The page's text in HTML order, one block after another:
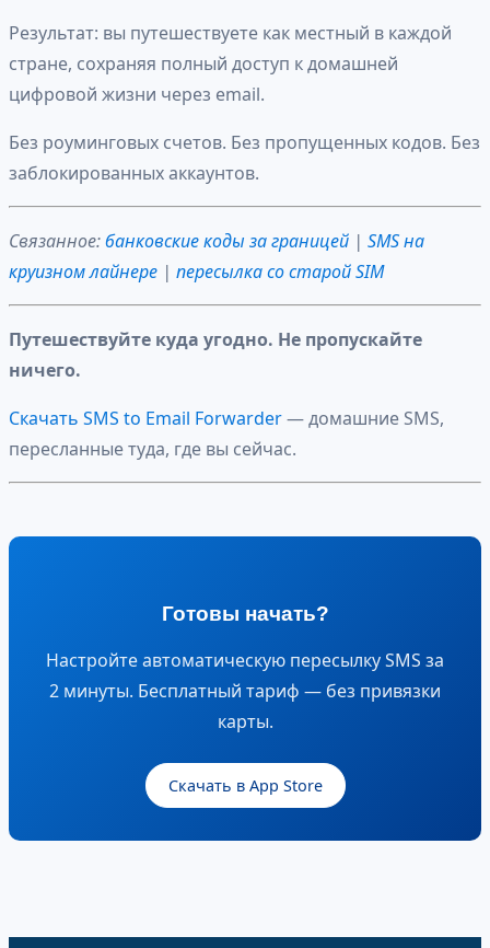
Результат: вы путешествуете как местный в каждой
стране, сохраняя полный доступ к домашней
цифровой жизни через email.
Без роуминговых счетов. Без пропущенных кодов. Без
заблокированных аккаунтов.
Связанное:банковские коды за границей | SMS на
круизном лайнере | пересылка со старой SIM
Путешествуйте куда угодно. Не пропускайте
ничего.
Скачать SMS to Email Forwarder— домашние SMS,
пересланные туда, где вы сейчас.
Готовы начать?
Настройте автоматическую пересылку SMS за
2 минуты. Бесплатный тариф — без привязки
карты.
Скачать в App Store